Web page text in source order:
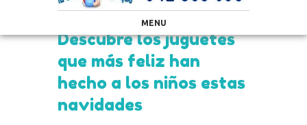
MENU
Descubre los juguetes
que más feliz han
hecho a los niños estas
navidades